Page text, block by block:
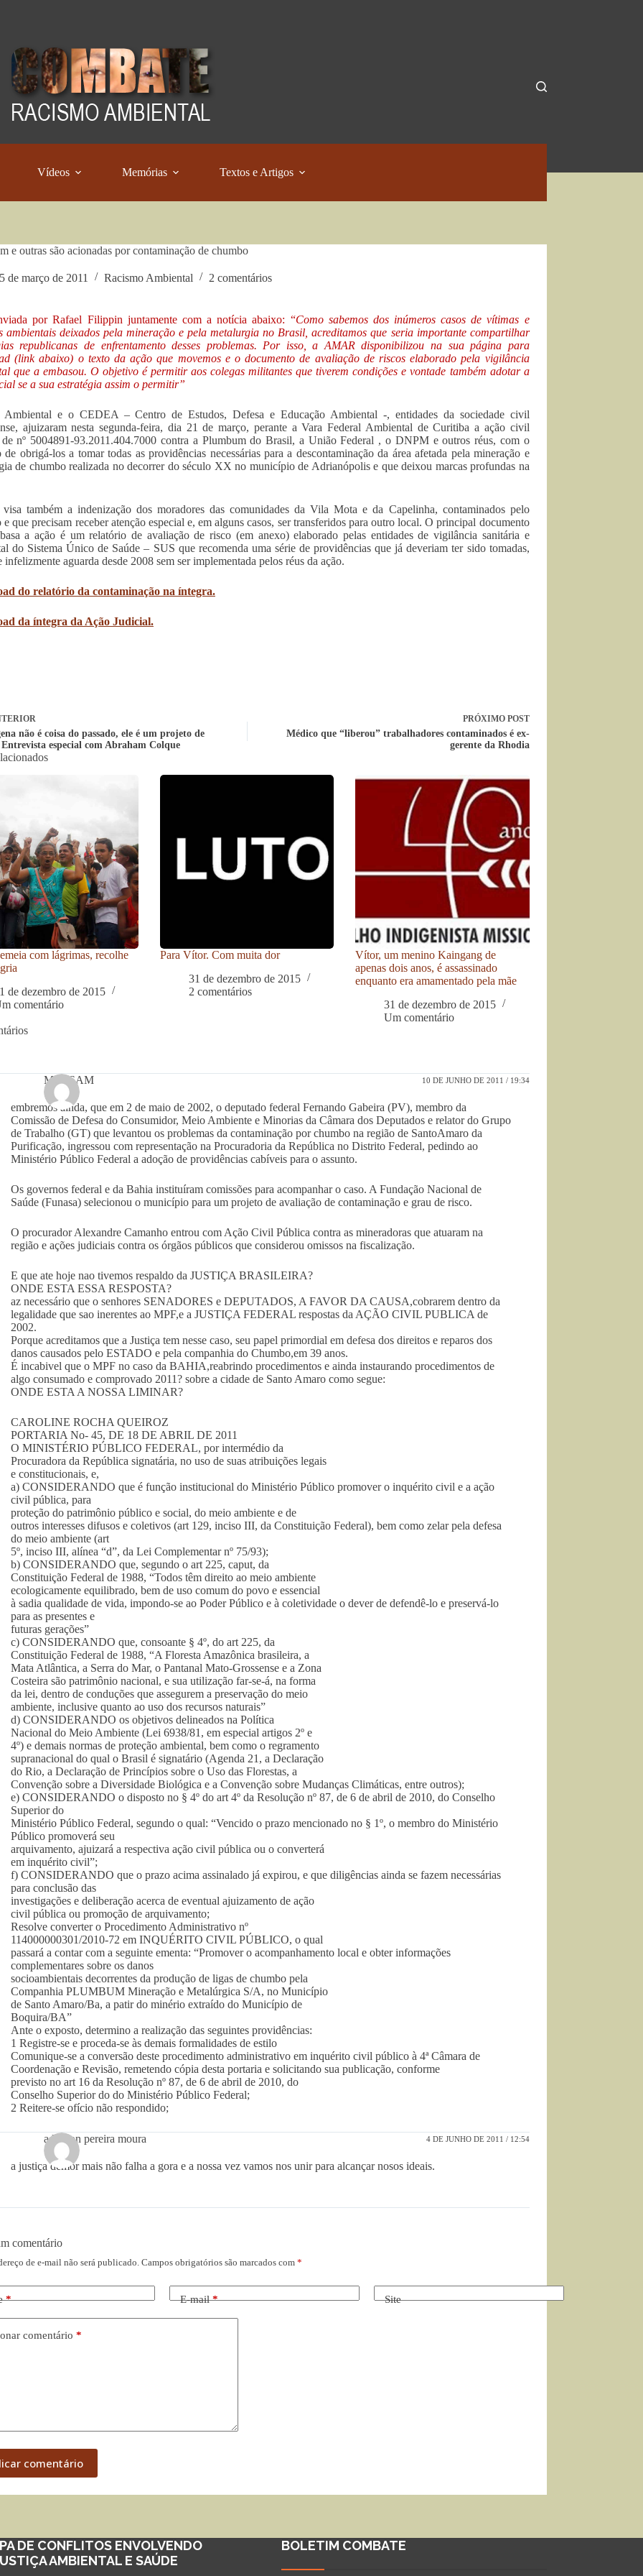
Vídeos Memórias Textos e Artigos
e outras são acionadas por contaminação de chumbo
de março de 2011 Racismo Ambiental 2 comentários
por Rafael Filippin juntamente com a notícia abaixo: “Como sabemos dos inúmeros casos de vítimas e
ambientais deixados pela mineração e pela metalurgia no Brasil, acreditamos que seria importante compartilhar
republicanas de enfrentamento desses problemas. Por isso, a AMAR disponibilizou na sua página para
(link abaixo) o texto da ação que movemos e o documento de avaliação de riscos elaborado pela vigilância
que a embasou. O objetivo é permitir aos colegas militantes que tiverem condições e vontade também adotar a
se a sua estratégia assim o permitir”
e o CEDEA – Centro de Estudos, Defesa e Educação Ambiental -, entidades da sociedade civil
ajuizaram nesta segunda-feira, dia 21 de março, perante a Vara Federal Ambiental de Curitiba a ação civil
nº 5004891-93.2011.404.7000 contra a Plumbum do Brasil, a União Federal , o DNPM e outros réus, com o
de obrigá-los a tomar todas as providências necessárias para a descontaminação da área afetada pela mineração e
de chumbo realizada no decorrer do século XX no município de Adrianópolis e que deixou marcas profundas na
também a indenização dos moradores das comunidades da Vila Mota e da Capelinha, contaminados pelo
e que precisam receber atenção especial e, em alguns casos, ser transferidos para outro local. O principal documento
a ação é um relatório de avaliação de risco (em anexo) elaborado pelas entidades de vigilância sanitária e
do Sistema Único de Saúde – SUS que recomenda uma série de providências que já deveriam ter sido tomadas,
infelizmente aguarda desde 2008 sem ser implementada pelos réus da ação.
do relatório da contaminação na íntegra.
da íntegra da Ação Judicial.
não é coisa do passado, ele é um projeto de
especial com Abraham Colque
PRÓXIMO POST
Médico que “liberou” trabalhadores contaminados é ex-
gerente da Rhodia
com lágrimas, recolhe
de dezembro de 2015
comentário
Para Vítor. Com muita dor
31 de dezembro de 2015
2 comentários
Vítor, um menino Kaingang de
apenas dois anos, é assassinado
enquanto era amamentado pela mãe
31 de dezembro de 2015
Um comentário
MOPSAM 10 DE JUNHO DE 2011 / 19:34
embremos ainda, que em 2 de maio de 2002, o deputado federal Fernando Gabeira (PV), membro da
Comissão de Defesa do Consumidor, Meio Ambiente e Minorias da Câmara dos Deputados e relator do Grupo
de Trabalho (GT) que levantou os problemas da contaminação por chumbo na região de SantoAmaro da
Purificação, ingressou com representação na Procuradoria da República no Distrito Federal, pedindo ao
Ministério Público Federal a adoção de providências cabíveis para o assunto.
Os governos federal e da Bahia instituíram comissões para acompanhar o caso. A Fundação Nacional de
Saúde (Funasa) selecionou o município para um projeto de avaliação de contaminação e grau de risco.
O procurador Alexandre Camanho entrou com Ação Civil Pública contra as mineradoras que atuaram na
região e ações judiciais contra os órgãos públicos que considerou omissos na fiscalização.
E que ate hoje nao tivemos respaldo da JUSTIÇA BRASILEIRA?
ONDE ESTA ESSA RESPOSTA?
az necessário que o senhores SENADORES e DEPUTADOS, A FAVOR DA CAUSA,cobrarem dentro da
legalidade que sao inerentes ao MPF,e a JUSTIÇA FEDERAL respostas da AÇÃO CIVIL PUBLICA de
2002.
Porque acreditamos que a Justiça tem nesse caso, seu papel primordial em defesa dos direitos e reparos dos
danos causados pelo ESTADO e pela companhia do Chumbo,em 39 anos.
É incabivel que o MPF no caso da BAHIA,reabrindo procedimentos e ainda instaurando procedimentos de
algo consumado e comprovado 2011? sobre a cidade de Santo Amaro como segue:
ONDE ESTA A NOSSA LIMINAR?
CAROLINE ROCHA QUEIROZ
PORTARIA No- 45, DE 18 DE ABRIL DE 2011
O MINISTÉRIO PÚBLICO FEDERAL, por intermédio da
Procuradora da República signatária, no uso de suas atribuições legais
e constitucionais, e,
a) CONSIDERANDO que é função institucional do Ministério Público promover o inquérito civil e a ação
civil pública, para
proteção do patrimônio público e social, do meio ambiente e de
outros interesses difusos e coletivos (art 129, inciso III, da Constituição Federal), bem como zelar pela defesa
do meio ambiente (art
5º, inciso III, alínea “d”, da Lei Complementar nº 75/93);
b) CONSIDERANDO que, segundo o art 225, caput, da
Constituição Federal de 1988, “Todos têm direito ao meio ambiente
ecologicamente equilibrado, bem de uso comum do povo e essencial
à sadia qualidade de vida, impondo-se ao Poder Público e à coletividade o dever de defendê-lo e preservá-lo
para as presentes e
futuras gerações”
c) CONSIDERANDO que, consoante § 4º, do art 225, da
Constituição Federal de 1988, “A Floresta Amazônica brasileira, a
Mata Atlântica, a Serra do Mar, o Pantanal Mato-Grossense e a Zona
Costeira são patrimônio nacional, e sua utilização far-se-á, na forma
da lei, dentro de conduções que assegurem a preservação do meio
ambiente, inclusive quanto ao uso dos recursos naturais”
d) CONSIDERANDO os objetivos delineados na Política
Nacional do Meio Ambiente (Lei 6938/81, em especial artigos 2º e
4º) e demais normas de proteção ambiental, bem como o regramento
supranacional do qual o Brasil é signatário (Agenda 21, a Declaração
do Rio, a Declaração de Princípios sobre o Uso das Florestas, a
Convenção sobre a Diversidade Biológica e a Convenção sobre Mudanças Climáticas, entre outros);
e) CONSIDERANDO o disposto no § 4º do art 4º da Resolução nº 87, de 6 de abril de 2010, do Conselho
Superior do
Ministério Público Federal, segundo o qual: “Vencido o prazo mencionado no § 1º, o membro do Ministério
Público promoverá seu
arquivamento, ajuizará a respectiva ação civil pública ou o converterá
em inquérito civil”;
f) CONSIDERANDO que o prazo acima assinalado já expirou, e que diligências ainda se fazem necessárias
para conclusão das
investigações e deliberação acerca de eventual ajuizamento de ação
civil pública ou promoção de arquivamento;
Resolve converter o Procedimento Administrativo nº
114000000301/2010-72 em INQUÉRITO CIVIL PÚBLICO, o qual
passará a contar com a seguinte ementa: “Promover o acompanhamento local e obter informações
complementares sobre os danos
socioambientais decorrentes da produção de ligas de chumbo pela
Companhia PLUMBUM Mineração e Metalúrgica S/A, no Município
de Santo Amaro/Ba, a patir do minério extraído do Município de
Boquira/BA”
Ante o exposto, determino a realização das seguintes providências:
1 Registre-se e proceda-se às demais formalidades de estilo
Comunique-se a conversão deste procedimento administrativo em inquérito civil público à 4ª Câmara de
Coordenação e Revisão, remetendo cópia desta portaria e solicitando sua publicação, conforme
previsto no art 16 da Resolução nº 87, de 6 de abril de 2010, do
Conselho Superior do do Ministério Público Federal;
2 Reitere-se ofício não respondido;
adailson pereira moura 4 DE JUNHO DE 2011 / 12:54
a justiça demor mais não falha a gora e a nossa vez vamos nos unir para alcançar nosos ideais.
comentário
de e-mail não será publicado. Campos obrigatórios são marcados com *
* E-mail* Site
comentário *
comentário
DE CONFLITOS ENVOLVENDO
AMBIENTAL E SAÚDE
BOLETIM COMBATE